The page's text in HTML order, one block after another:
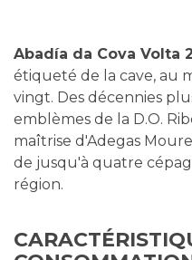
Abadía da Cova Volta
étiqueté de la cave, au
vingt. Des décennies
emblèmes de la D.O.
maîtrise d'Adegas
de jusqu'à quatre
région.